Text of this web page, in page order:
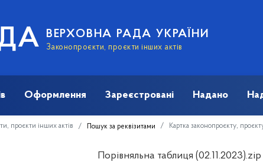
ВЕРХОВНА РАДА УКРАЇНИ
Законопроєкти, проєкти інших актів
Оформлення Зареєстровані Надано
проєкти інших актів Пошук за реквізитами Картка законопроєкту,
Порівняльна таблиця (02.11.2023).zip